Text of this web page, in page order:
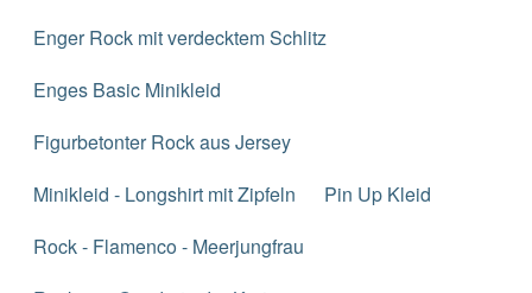
Enger Rock mit verdecktem Schlitz
Enges Basic Minikleid
Figurbetonter Rock aus Jersey
Minikleid - Longshirt mit Zipfeln
Pin Up Kleid
Rock - Flamenco - Meerjungfrau